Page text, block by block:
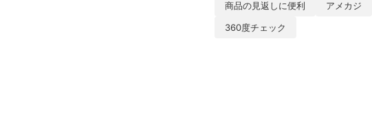
商品の見返しに便利 アメカジ
360度チェック